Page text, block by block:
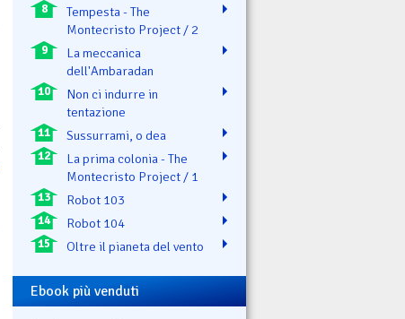
8
Tempesta - The
Montecristo Project / 2
9
La meccanica
dell'Ambaradan
10
Non ci indurre in
tentazione
11 Sussurrami, o dea
12
La prima colonia - The
Montecristo Project / 1
13 Robot 103
14 Robot 104
15 Oltre il pianeta del vento
Ebook più venduti